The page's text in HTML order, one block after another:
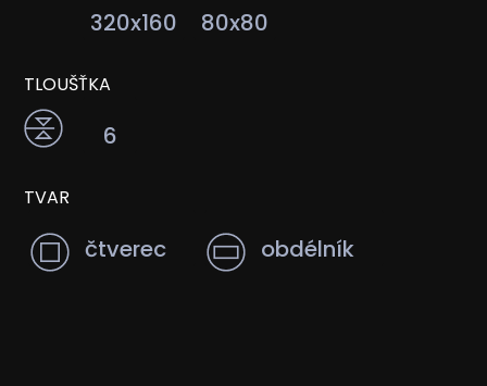
320x160 80x80
TLOUŠŤKA
6
TVAR
čtverec obdélník